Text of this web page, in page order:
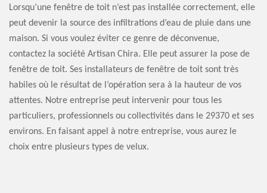
Lorsqu’une fenêtre de toit n’est pas installée correctement, elle
peut devenir la source des infiltrations d’eau de pluie dans une
maison. Si vous voulez éviter ce genre de déconvenue,
contactez la société Artisan Chira. Elle peut assurer la pose de
fenêtre de toit. Ses installateurs de fenêtre de toit sont très
habiles où le résultat de l’opération sera à la hauteur de vos
attentes. Notre entreprise peut intervenir pour tous les
particuliers, professionnels ou collectivités dans le 29370 et ses
environs. En faisant appel à notre entreprise, vous aurez le
choix entre plusieurs types de velux.